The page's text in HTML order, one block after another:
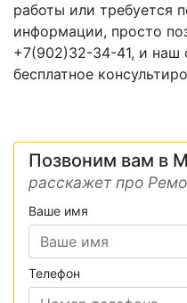
работы или требуется
информации, просто
+7(902)32-34-41, и наш
бесплатное
Позвоним вам в
расскажет про
Ваше имя
Телефон